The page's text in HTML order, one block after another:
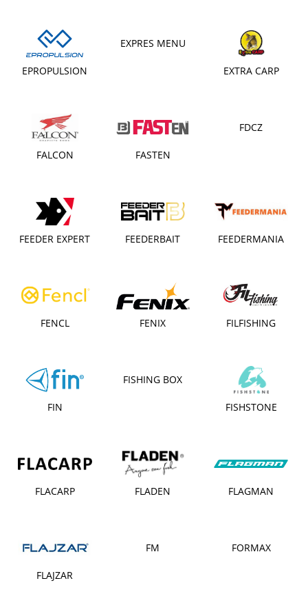
EPROPULSION
EXPRES MENU
EXTRA CARP
FALCON FASTEN
FDCZ
FEEDER EXPERT FEEDERBAIT FEEDERMANIA
FENCL FENIX FILFISHING
FIN
FISHING BOX
FISHSTONE
FLACARP FLADEN FLAGMAN
FLAJZAR
FM FORMAX